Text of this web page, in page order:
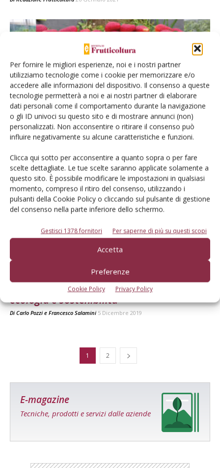
Per fornire le migliori esperienze, noi e i nostri partner
utilizziamo tecnologie come i cookie per memorizzare e/o
accedere alle informazioni del dispositivo. Il consenso a queste
tecnologie permetterà a noi e ai nostri partner di elaborare
dati personali come il comportamento durante la navigazione
o gli ID univoci su questo sito e di mostrare annunci (non)
personalizzati. Non acconsentire o ritirare il consenso può
influire negativamente su alcune caratteristiche e funzioni.
Clicca qui sotto per acconsentire a quanto sopra o per fare
scelte dettagliate. Le tue scelte saranno applicate solamente a
questo sito. È possibile modificare le impostazioni in qualsiasi
momento, compreso il ritiro del consenso, utilizzando i
pulsanti della Cookie Policy o cliccando sul pulsante di gestione
del consenso nella parte inferiore dello schermo.
Gestisci 1378 fornitori Per saperne di più su questi scopi
Accetta
Preferenze
Cookie Policy Privacy Policy
FRAGOLA
Nuovi strumenti biotecnologici per una
fragolicoltura sostenibile
DiSilvia Sabbadini,Luca CapriottieBruno Mezzetti 9 Aprile 2020
Riassetto dei sistemi agricoli, priorità ad
ecologia e sostenibilità
DiCarlo Pozzie Francesco Salamini 5 Dicembre 2019
1 2
E-magazine
Tecniche, prodotti e servizi dalle aziende